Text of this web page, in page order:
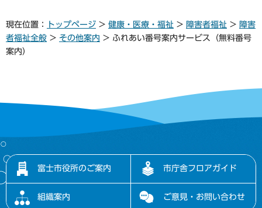
現在位置： トップページ > 健康・医療・福祉 > 障害者福祉 > 障害
者福祉全般 > その他案内 > ふれあい番号案内サービス（無料番号
案内）
富士市役所のご案内 市庁舎フロアガイド
組織案内 ご意見・お問い合わせ